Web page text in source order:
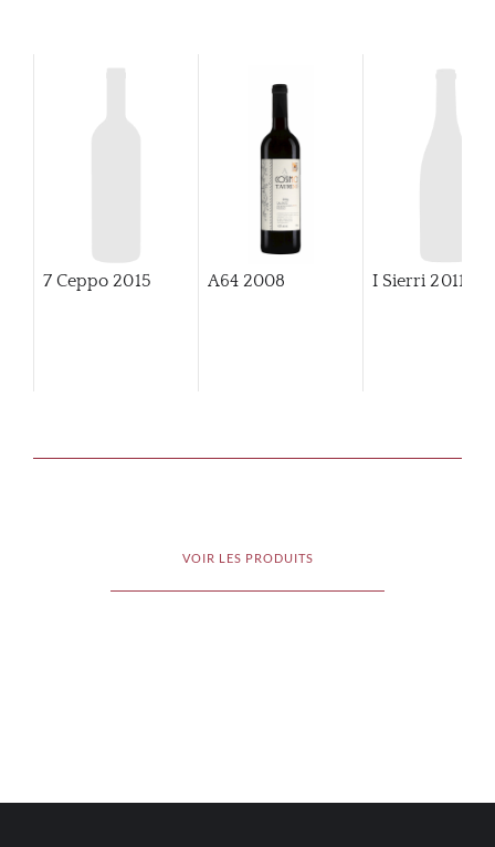
7 Ceppo 2015 A64 2008 I Sierri 2011
VOIR LES PRODUITS